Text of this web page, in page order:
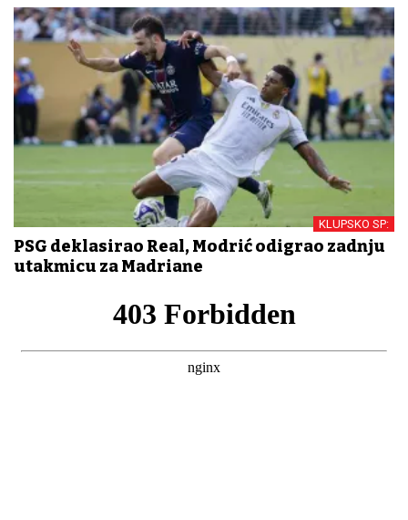
KLUPSKO SP:
PSG deklasirao Real, Modrić odigrao zadnju
utakmicu za Madriđane